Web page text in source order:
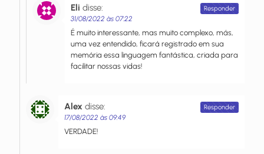
Eli disse:
31/08/2022 às 07:22
É muito interessante, mas muito complexo, más,
uma vez entendido, ficará registrado em sua
memória essa linguagem fantástica, criada para
facilitar nossas vidas!
Responder
Alex disse:
17/08/2022 às 09:49
VERDADE!
Responder